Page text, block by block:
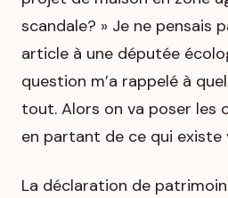
scandale? » Je ne pensais
article à une députée
question m’a rappelé à
tout. Alors on va poser les
en partant de ce qui existe
La déclaration de